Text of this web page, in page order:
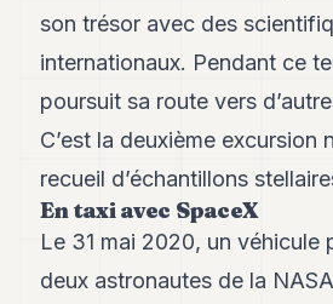
JURIDIQUE
ENTREPRISES
ASSOCIATIONS
son trésor avec des
internationaux. Pendant ce
poursuit sa route vers
C’est la deuxième excursion
recueil d’échantillons
En taxi avec SpaceX
Le 31 mai 2020, un véhicule
deux astronautes de la